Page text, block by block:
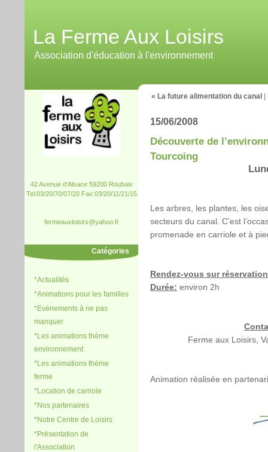
La Ferme Aux Loisirs
Association d'éducation à l'environnement
42 Avenue d'Alsace 59200 Roubaix
Tel:03/20/70/07/20 Fax:03/20/11/21/15
fermeauxloisirs@yahoo.fr
Catégories
*Actualités
*Animations pour les familles
*Evénements à ne pas
manquer
*Les animations thème
environnement
*Les animations thème
ferme
*Location de carriole
*Nos partenaires
*Notre Centre de Loisirs
*Présentation de
l'Association
« La future alimentation du canal
15/06/2008
Découverte de
Tourcoing
Les arbres, les plantes, les
secteurs du canal. C’est
promenade en carriole et à
Rendez-vous sur
Durée: environ 2h
Ferme aux Loisirs,
Animation réalisée en